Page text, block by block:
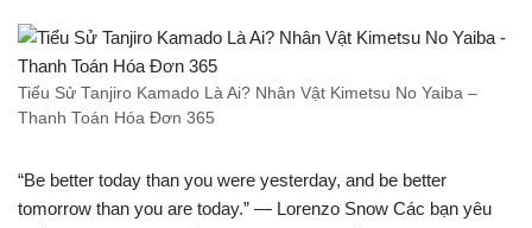
Tiểu Sử Tanjiro Kamado Là Ai? Nhân Vật Kimetsu No Yaiba –
Thanh Toán Hóa Đơn 365
“Be better today than you were yesterday, and be better
tomorrow than you are today.” — Lorenzo Snow Các bạn yêu